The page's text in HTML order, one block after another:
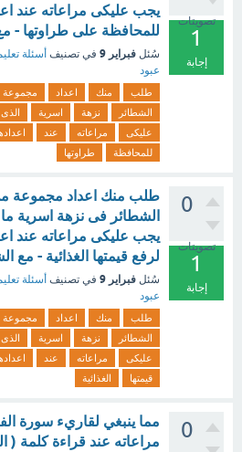
تصويتات
1
إجابة
يجب عليكى مراعاته عند
للمحافظة على طراوتها -
سُئل فبراير 9 في تصنيف أسئلة
عبود
طلب منك اعداد
مجموعة
الشطائر
نزهة اسرية الذى
عليكى
مراعاته عند
للمحافظة
طراوتها
0
تصويتات
1
إجابة
طلب منك اعداد مجموعة
الشطائر فى نزهة اسرية
يجب عليكى مراعاته عند
لرفع قيمتها الغذائية - مع
سُئل فبراير 9 في تصنيف أسئلة
عبود
طلب منك اعداد
مجموعة
الشطائر
نزهة اسرية الذى
عليكى
مراعاته عند
قيمتها
الغذائية
0
مما ينبغي لقاريء سورة
مراعاته عند قراءة كلمة (